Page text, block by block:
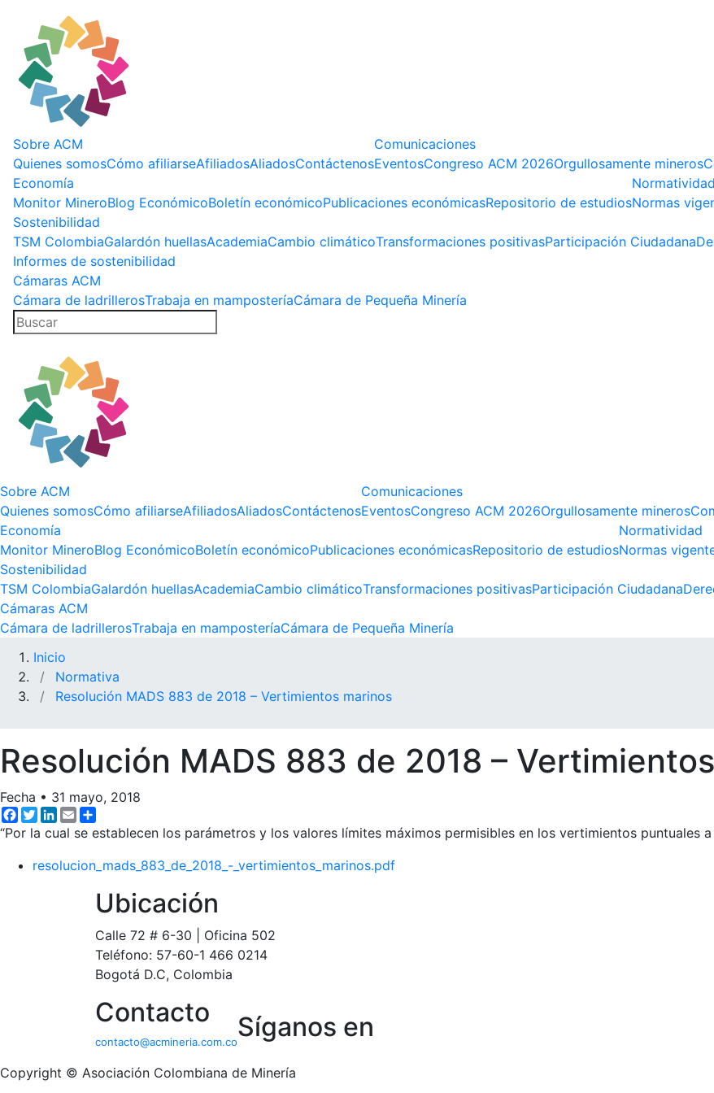
Sobre ACM
Quienes somosCómo afiliarseAfiliadosAliadosContáctenos
Comunicaciones
EventosCongreso ACM 2026Orgullosamente mineros
Economía
Monitor MineroBlog EconómicoBoletín económicoPublicaciones económicasRepositorio de estudios
Normatividad
Normas
Sostenibilidad
TSM ColombiaGalardón huellasAcademiaCambio climáticoTransformaciones positivasParticipación Ciudadana
Informes de sostenibilidad
Cámaras ACM
Cámara de ladrillerosTrabaja en mamposteríaCámara de Pequeña Minería
Sobre ACM
Quienes somosCómo afiliarseAfiliadosAliadosContáctenos
Comunicaciones
EventosCongreso ACM 2026Orgullosamente mineros
Economía
Monitor MineroBlog EconómicoBoletín económicoPublicaciones económicasRepositorio de estudios
Normatividad
Normas
Sostenibilidad
TSM ColombiaGalardón huellasAcademiaCambio climáticoTransformaciones positivasParticipación Ciudadana
Cámaras ACM
Cámara de ladrillerosTrabaja en mamposteríaCámara de Pequeña Minería
Inicio
Normativa
Resolución MADS 883 de 2018 – Vertimientos marinos
Resolución MADS 883 de 2018 –
Fecha • 31 mayo, 2018
Facebook
TwitterLinkedIn
Email
“Por la cual se establecen los parámetros y los valores límites máximos permisibles en los vertimientos puntuales
resolucion_mads_883_de_2018_-_vertimientos_marinos.pdf
Ubicación
Calle 72 # 6-30 | Oficina 502
Teléfono: 57-60-1 466 0214
Bogotá D.C, Colombia
Contacto
contacto@acmineria.com.coSíganos en
Copyright © Asociación Colombiana de Minería